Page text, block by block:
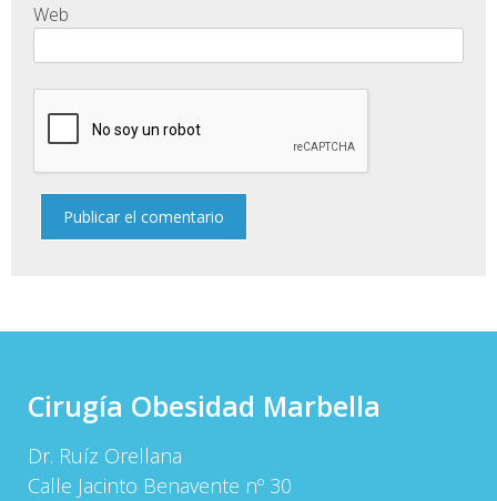
Web
Cirugía Obesidad Marbella
Dr. Ruíz Orellana
Calle Jacinto Benavente nº 30